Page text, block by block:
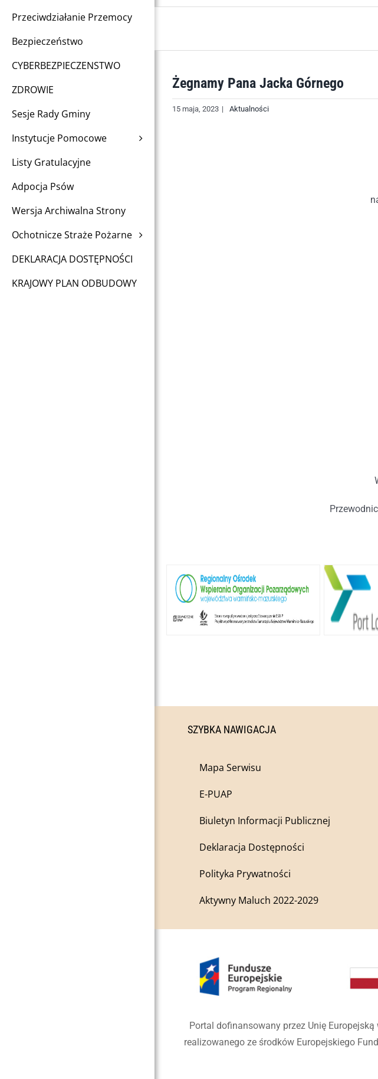
Przeciwdziałanie Przemocy
Bezpieczeństwo
CYBERBEZPIECZENSTWO
ZDROWIE
Sesje Rady Gminy
Instytucje Pomocowe
Listy Gratulacyjne
Adpocja Psów
Wersja Archiwalna Strony
Ochotnicze Straże Pożarne
DEKLARACJA DOSTĘPNOŚCI
KRAJOWY PLAN ODBUDOWY
Żegnamy Pana Jacka Górnego
15 maja, 2023 | Aktualności
SZYBKA NAWIGACJA
Mapa Serwisu
E-PUAP
Biuletyn Informacji Publicznej
Deklaracja Dostępności
Polityka Prywatności
Aktywny Maluch 2022-2029
Portal dofinansowany przez Unię
realizowanego ze środków Europejskiego